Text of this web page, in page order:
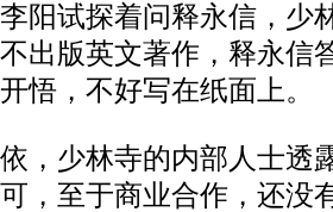
试探着问释永信，少
出版英文著作，释永信
悟，不好写在纸面上。
少林寺的内部人士透
，至于商业合作，还没